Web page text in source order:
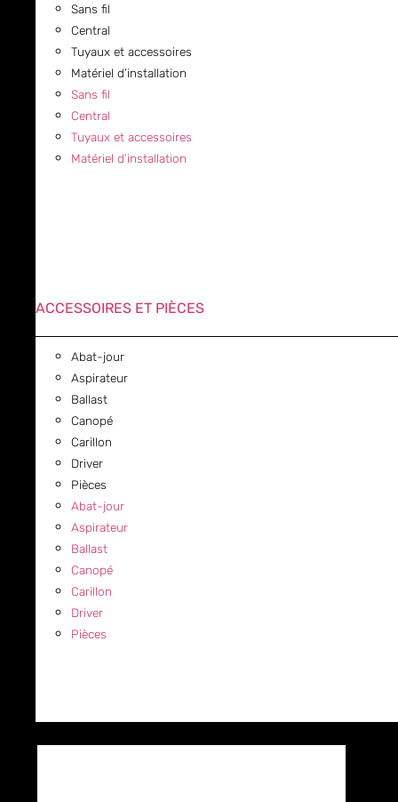
Sans fil
Central
Tuyaux et accessoires
Matériel d’installation
Sans fil
Central
Tuyaux et accessoires
Matériel d’installation
ACCESSOIRES ET PIÈCES
Abat-jour
Aspirateur
Ballast
Canopé
Carillon
Driver
Pièces
Abat-jour
Aspirateur
Ballast
Canopé
Carillon
Driver
Pièces